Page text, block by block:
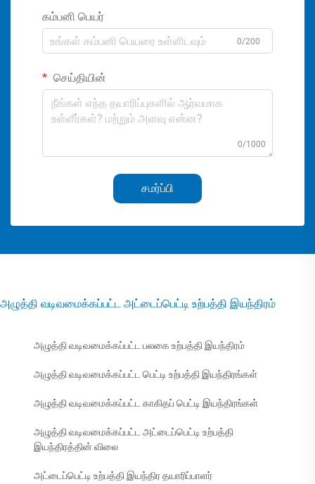
கம்பனி பெயர்
0/200
செய்தியின்
0/1000
சமர்ப்பி
அழுத்தி வடிவமைக்கப்பட்ட அட்டைப்பெட்டி உற்பத்தி இயந்திரம்
அழுத்தி வடிவமைக்கப்பட்ட பலகை உற்பத்தி இயந்திரம்
அழுத்தி வடிவமைக்கப்பட்ட பெட்டி உற்பத்தி இயந்திரங்கள்
அழுத்தி வடிவமைக்கப்பட்ட காகிதப் பெட்டி இயந்திரங்கள்
அழுத்தி வடிவமைக்கப்பட்ட அட்டைப்பெட்டி உற்பத்தி
இயந்திரத்தின் விலை
அட்டைப்பெட்டி உற்பத்தி இயந்திர தயாரிப்பாளர்